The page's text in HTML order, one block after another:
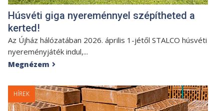
Húsvéti giga nyereménnyel szépítheted a
kerted!
Az Újház hálózatában 2026. április 1-jétől STALCO húsvéti
nyereményjáték indul,...
Megnézem 
HÍREK